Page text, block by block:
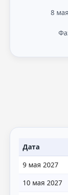
8
Дата
9 мая 2027
10 мая 2027